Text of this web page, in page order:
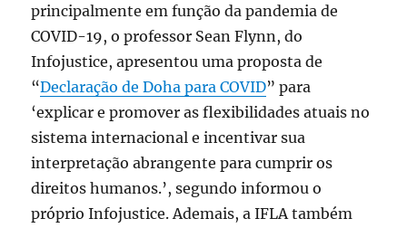
principalmente em função da pandemia de
COVID-19, o professor Sean Flynn, do
Infojustice, apresentou uma proposta de
“Declaração de Doha para COVID” para
‘explicar e promover as flexibilidades atuais no
sistema internacional e incentivar sua
interpretação abrangente para cumprir os
direitos humanos.’, segundo informou o
próprio Infojustice. Ademais, a IFLA também